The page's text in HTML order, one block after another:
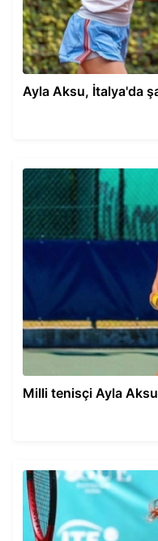
Ayla Aksu, İtalya'da
Milli tenisçi Ayla